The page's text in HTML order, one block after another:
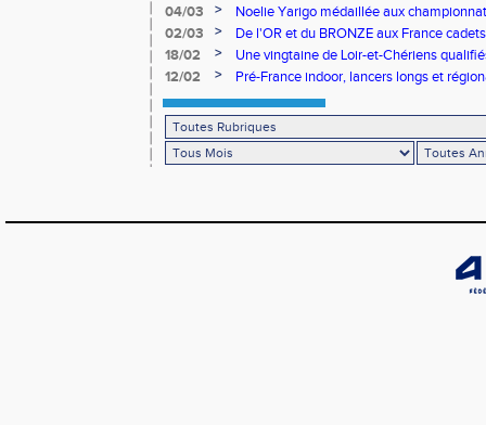
04/03
>
Noelie Yarigo médaillée aux
02/03
>
De l'OR et du BRONZE aux France
18/02
>
Une vingtaine de Loir-et-Chériens
12/02
> Pré-France indoor, lancers longs et